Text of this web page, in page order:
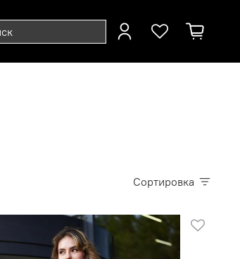
Сортировка